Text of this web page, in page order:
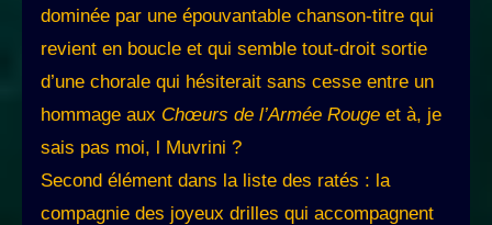
dominée par une épouvantable chanson-titre qui
revient en boucle et qui semble tout-droit sortie
d’une chorale qui hésiterait sans cesse entre un
hommage aux Chœurs de l’Armée Rouge et à, je
sais pas moi, l Muvrini ?
Second élément dans la liste des ratés : la
compagnie des joyeux drilles qui accompagnent